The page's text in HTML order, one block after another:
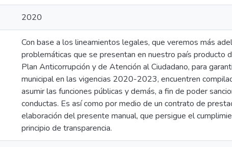
2020
Con base a los lineamientos legales, que veremos más
problemáticas que se presentan en nuestro país producto
Plan Anticorrupción y de Atención al Ciudadano, para
municipal en las vigencias 2020-2023, encuentren
asumir las funciones públicas y demás, a fin de poder
conductas. Es así como por medio de un contrato de
elaboración del presente manual, que persigue el
principio de transparencia.